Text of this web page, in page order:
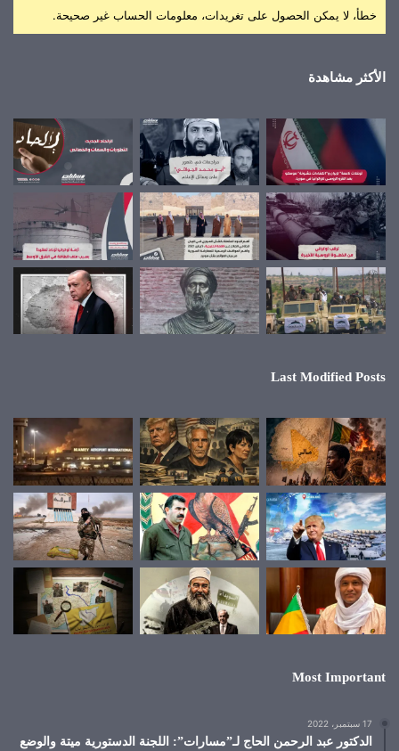
خطأ، لا يمكن الحصول على تغريدات، معلومات الحساب غير صحيحة.
الأكثر مشاهدة
Last Modified Posts
Most Important
17 سبتمبر، 2022
الدكتور عبد الرحمن الحاج لـ”مسارات”: اللجنة الدستورية ميتة والوضع